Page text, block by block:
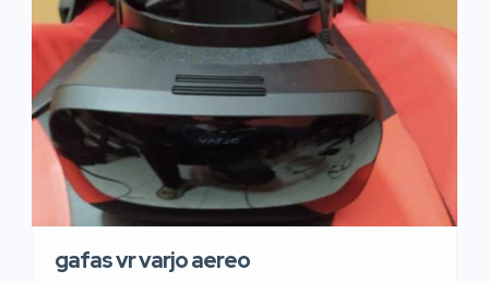
gafas vr varjo aereo